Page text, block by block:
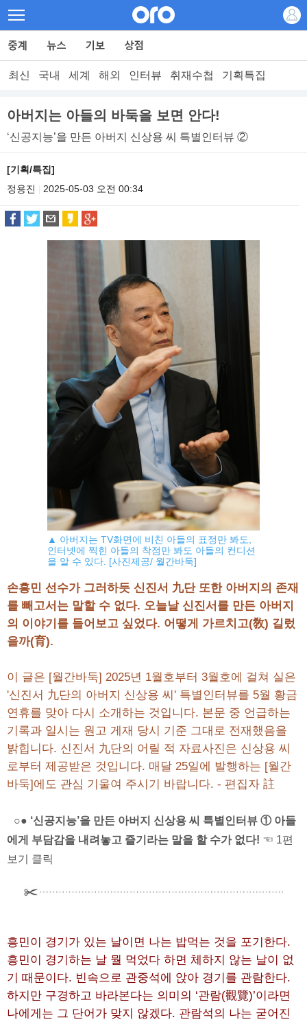
최신 국내 세계 해외 인터뷰 취재수첩 기획특집
아버지는 아들의 바둑을 보면 안다!
‘신공지능’을 만든 아버지 신상용 씨 특별인터뷰 ②
[기획/특집]
정용진
2025-05-03 오전 00:34
▲ 아버지는 TV화면에 비친 아들의 표정만 봐도,
인터넷에 찍힌 아들의 착점만 봐도 아들의 컨디션
을 알 수 있다. [사진제공/ 월간바둑]
손흥민 선수가 그러하듯 신진서 九단 또한 아버지의 존재
를 빼고서는 말할 수 없다. 오늘날 신진서를 만든 아버지
의 이야기를 들어보고 싶었다. 어떻게 가르치고(敎) 길렀
을까(育).
이 글은 [월간바둑] 2025년 1월호부터 3월호에 걸쳐 실은
'신진서 九단의 아버지 신상용 씨' 특별인터뷰를 5월 황금
연휴를 맞아 다시 소개하는 것입니다. 본문 중 언급하는
기록과 일시는 원고 게재 당시 기준 그대로 전재했음을
밝힙니다. 신진서 九단의 어릴 적 자료사진은 신상용 씨
로부터 제공받은 것입니다. 매달 25일에 발행하는 [월간
바둑]에도 관심 기울여 주시기 바랍니다. - 편집자 註
○● ‘신공지능’을 만든 아버지 신상용 씨 특별인터뷰 ① 아들
에게 부담감을 내려놓고 즐기라는 말을 할 수가 없다! ☜ 1편
보기 클릭
흥민이 경기가 있는 날이면 나는 밥먹는 것을 포기한다.
흥민이 경기하는 날 뭘 먹었다 하면 체하지 않는 날이 없
기 때문이다. 빈속으로 관중석에 앉아 경기를 관람한다.
하지만 구경하고 바라본다는 의미의 ‘관람(觀覽)’이라면
나에게는 그 단어가 맞지 않겠다. 관람석의 나는 굳어진